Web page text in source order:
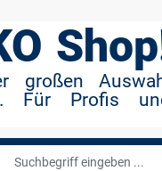
großen
Für Profis